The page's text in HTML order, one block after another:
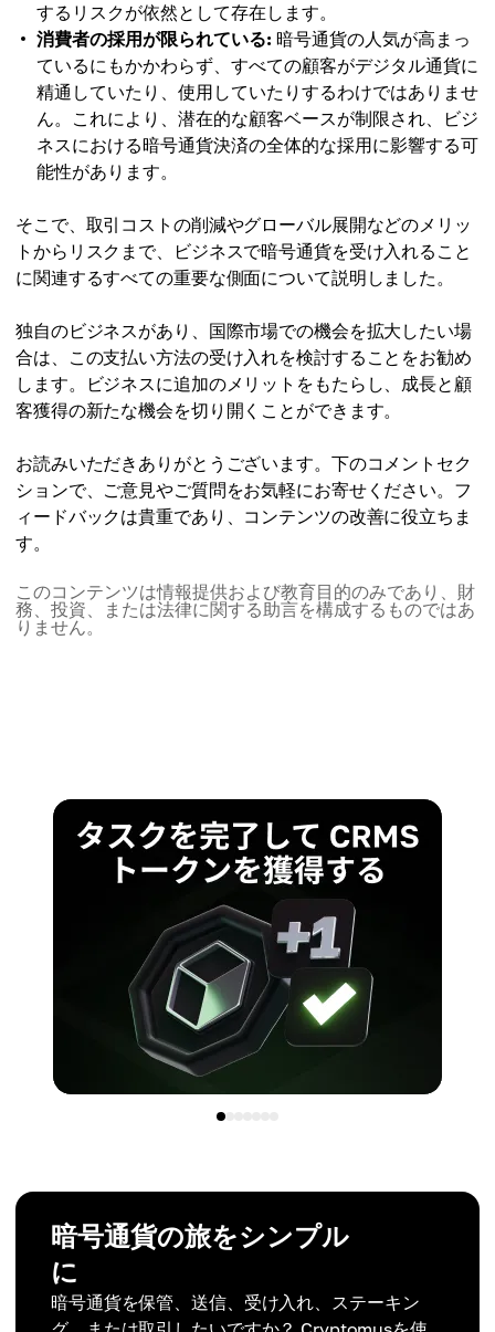
するリスクが依然として存在します。
消費者の採用が限られている: 暗号通貨の人気が高まっ
ているにもかかわらず、すべての顧客がデジタル通貨に
精通していたり​​、使用していたり​​するわけではありませ
ん。これにより、潜在的な顧客ベースが制限され、ビジ
ネスにおける暗号通貨決済の全体的な採用に影響する可
能性があります。
そこで、取引コストの削減やグローバル展開などのメリッ
トからリスクまで、ビジネスで暗号通貨を受け入れること
に関連するすべての重要な側面について説明しました。
独自のビジネスがあり、国際市場での機会を拡大したい場
合は、この支払い方法の受け入れを検討することをお勧め
します。ビジネスに追加のメリットをもたらし、成長と顧
客獲得の新たな機会を切り開くことができます。
お読みいただきありがとうございます。下のコメントセク
ションで、ご意見やご質問をお気軽にお寄せください。フ
ィードバックは貴重であり、コンテンツの改善に役立ちま
す。
このコンテンツは情報提供および教育目的のみであり、財
務、投資、または法律に関する助言を構成するものではあ
りません。
暗号通貨の旅をシンプル
に
暗号通貨を保管、送信、受け入れ、ステーキン